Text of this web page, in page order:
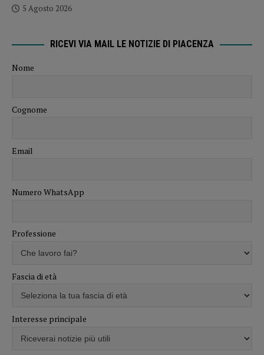
5 Agosto 2026
RICEVI VIA MAIL LE NOTIZIE DI PIACENZA
Nome
Cognome
Email
Numero WhatsApp
Professione
Fascia di età
Interesse principale